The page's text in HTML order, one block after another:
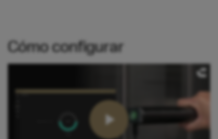
Cómo configurar